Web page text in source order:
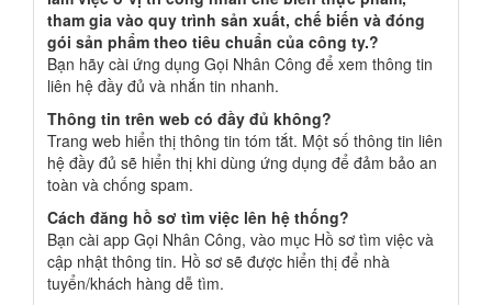
tham gia vào quy trình sản xuất, chế biến và đóng
gói sản phẩm theo tiêu chuẩn của công ty.?
Bạn hãy cài ứng dụng Gọi Nhân Công để xem thông tin
liên hệ đầy đủ và nhắn tin nhanh.
Thông tin trên web có đầy đủ không?
Trang web hiển thị thông tin tóm tắt. Một số thông tin liên
hệ đầy đủ sẽ hiển thị khi dùng ứng dụng để đảm bảo an
toàn và chống spam.
Cách đăng hồ sơ tìm việc lên hệ thống?
Bạn cài app Gọi Nhân Công, vào mục Hồ sơ tìm việc và
cập nhật thông tin. Hồ sơ sẽ được hiển thị để nhà
tuyển/khách hàng dễ tìm.